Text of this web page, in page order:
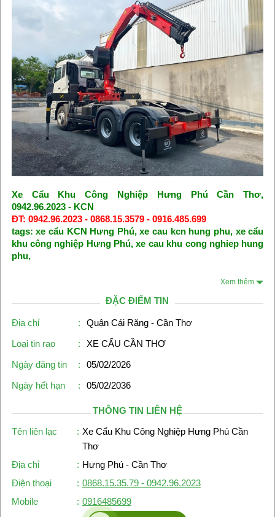
Xe Cẩu Khu Công Nghiệp Hưng Phú Cần Thơ,
0942.96.2023 - KCN
ĐT: 0942.96.2023 - 0868.15.3579 - 0916.485.699
tags: xe cẩu KCN Hưng Phú, xe cau kcn hung phu, xe cẩu
khu công nghiệp Hưng Phú, xe cau khu cong nghiep hung
phu,
Xem thêm
ĐẶC ĐIỂM TIN
Địa chỉ :
Quận Cái Răng - Cần Thơ
Loại tin rao
:
XE CẨU CẦN THƠ
Ngày đăng tin
:
05/02/2026
Ngày hết hạn
: 05/02/2036
THÔNG TIN LIÊN HỆ
Tên liên lạc
: Xe Cẩu Khu Công Nghiệp Hưng Phú Cần
Thơ
Địa chỉ
: Hưng Phú - Cần Thơ
Điện thoại
: 0868.15.35.79 - 0942.96.2023
Mobile
: 0916485699